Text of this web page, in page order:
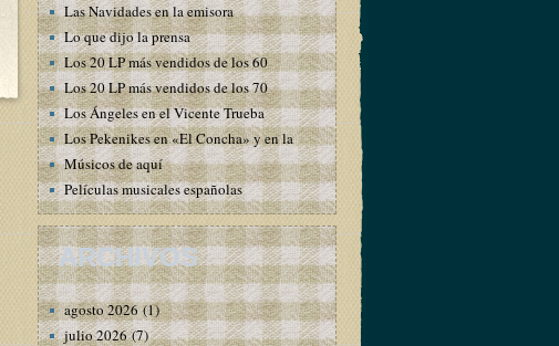
Las Navidades en la emisora
Lo que dijo la prensa
Los 20 LP más vendidos de los 60
Los 20 LP más vendidos de los 70
Los Ángeles en el Vicente Trueba
Los Pekenikes en «El Concha» y en la emisora
Músicos de aquí
Películas musicales españolas
ARCHIVOS
agosto 2026(1)
julio 2026(7)